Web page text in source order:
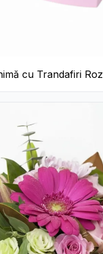
cu Trandafiri Roz
Albă